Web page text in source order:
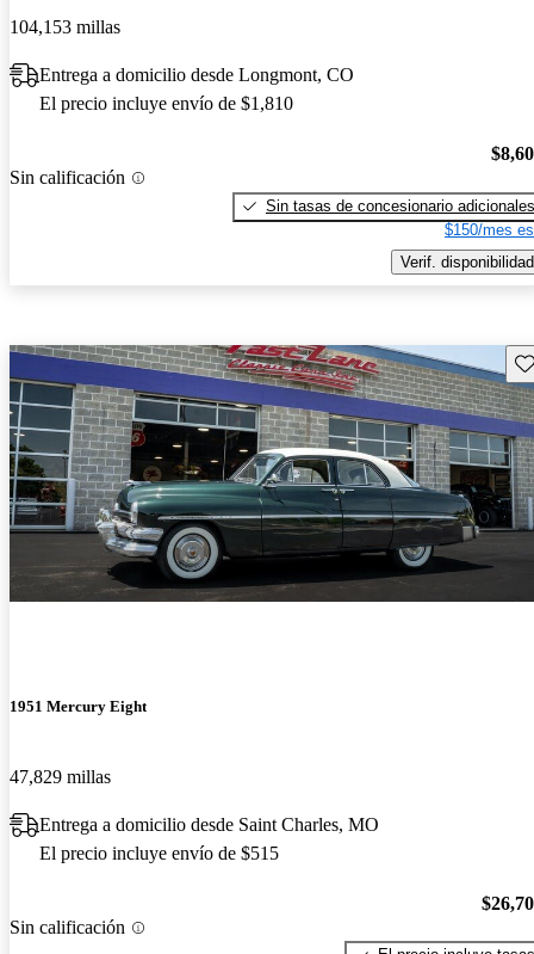
104,153 millas
Entrega a domicilio desde Longmont, CO
El precio incluye envío de $1,810
Sin calificación
Sin tasas de concesionario adicionales
$150/mes
Verif. disponibilidad
1951 Mercury Eight
47,829 millas
Entrega a domicilio desde Saint Charles, MO
El precio incluye envío de $515
Sin calificación